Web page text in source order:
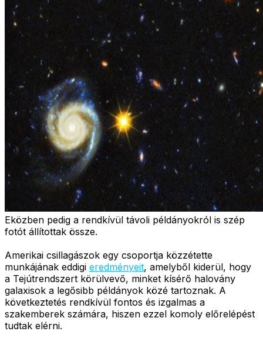
Eközben pedig a rendkívül távoli példányokról is szép
fotót állítottak össze.
Amerikai csillagászok egy csoportja közzétette
munkájának eddigi eredményeit, amelyből kiderül, hogy
a Tejútrendszert körülvevő, minket kísérő halovány
galaxisok a legősibb példányok közé tartoznak. A
következtetés rendkívül fontos és izgalmas a
szakemberek számára, hiszen ezzel komoly előrelépést
tudtak elérni.